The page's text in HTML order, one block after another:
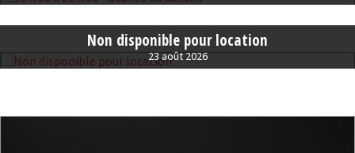
Non disponible pour location
23 août 2026